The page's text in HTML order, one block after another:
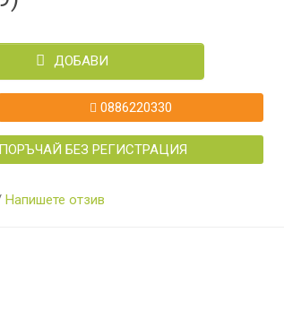
ДОБАВИ
0886220330
ПОРЪЧАЙ БЕЗ РЕГИСТРАЦИЯ
Напишете отзив